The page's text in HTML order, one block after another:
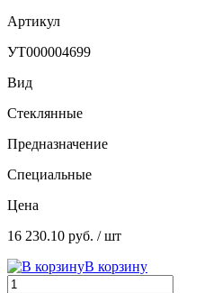
Артикул
УТ000004699
Вид
Стеклянные
Предназначение
Специальные
Цена
16 230.10 руб. / шт
В корзину